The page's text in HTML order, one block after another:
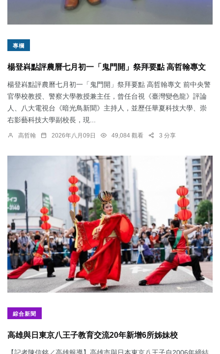
專欄
楊登嵙點評農曆七月初一「鬼門開」祭拜要點 高哲翰專文
楊登嵙點評農曆七月初一「鬼門開」祭拜要點 高哲翰專文 前中央警
官學校教授、警察大學教授兼主任，曾任台視《臺灣變色龍》評論
人、八大電視台《暗光鳥新聞》主持人，並歷任華夏科技大學、崇
右影藝科技大學副校長，現...
高哲翰 2026年八月09日 49,084 觀看 3 分享
綜合新聞
高雄與日東京八王子教育交流20年新增6所姊妹校